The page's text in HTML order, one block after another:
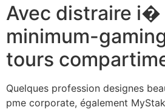
Avec distraire i�
minimum-
tours
Quelques profession designes
pme corporate, également